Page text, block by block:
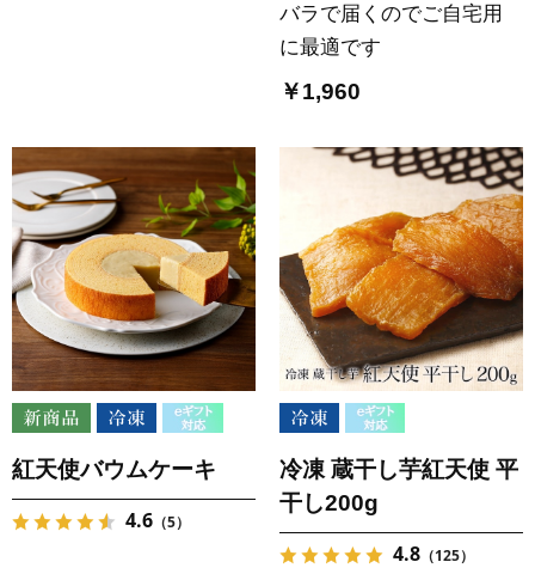
バラで届くのでご自宅用
に最適です
￥1,960
紅天使バウムケーキ
4.6 （5）
冷凍 蔵干し芋紅天使 平
干し200g
4.8 （125）